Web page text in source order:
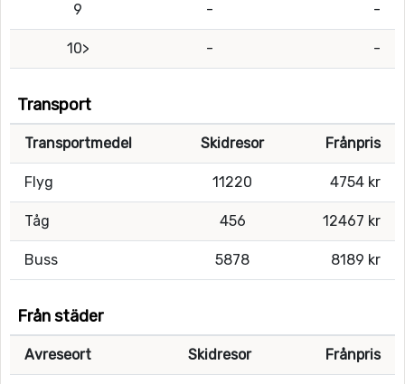
9 - -
10> - -
Transport
Transportmedel Skidresor Frånpris
Flyg 11220 4754 kr
Tåg 456 12467 kr
Buss 5878 8189 kr
Från städer
Avreseort Skidresor Frånpris